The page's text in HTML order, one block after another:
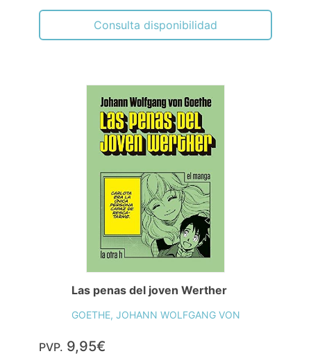
Consulta disponibilidad
Las penas del joven Werther
GOETHE, JOHANN WOLFGANG VON
PVP. 9,95€